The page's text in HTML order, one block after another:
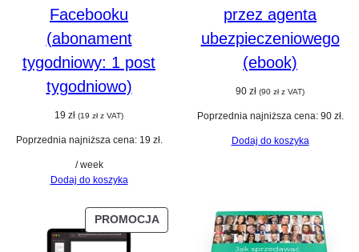
Facebooku
(abonament
tygodniowy: 1 post
tygodniowo)
19 zł (19 złz VAT)
Poprzednia najniższa cena: 19 zł.
/ week
Dodaj do koszyka
przez agenta
ubezpieczeniowego
(ebook)
90 zł (90 złz VAT)
Poprzednia najniższa cena: 90 zł.
Dodaj do koszyka
PROMOCJAPRODUKT
W